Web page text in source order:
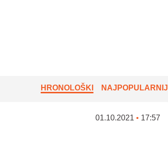
HRONOLOŠKI NAJPOPULARNIJI
01.10.2021 • 17:57